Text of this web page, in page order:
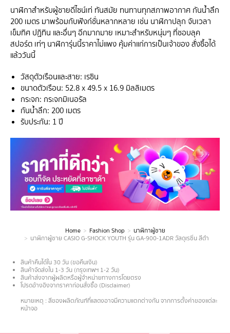
นาฬิกาสำหรับผู้ชายดีไซน์เท่ ทันสมัย ทนทานทุกสภาพอากาศ กันน้ำลึก
200 เมตร มาพร้อมกับฟังก์ชั่นหลากหลาย เช่น นาฬิกาปลุก จับเวลา
เข็มทิศ ปฏิทิน และอื่นๆ อีกมากมาย เหมาะสำหรับหนุ่มๆ ที่ชอบลุค
สปอร์ต เท่ๆ นาฬิการุ่นนี้ราคาไม่แพง คุ้มค่าแก่การเป็นเจ้าของ สั่งซื้อได้
แล้ววันนี้
วัสดุตัวเรือนและสาย: เรซิน
ขนาดตัวเรือน: 52.8 x 49.5 x 16.9 มิลลิเมตร
กระจก: กระจกมิเนอรัล
กันน้ำลึก: 200 เมตร
รับประกัน: 1 ปี
You are here: Home Fashion Shop
นาฬิกาผู้ชาย
นาฬิกาผู้ชาย CASIO G-SHOCK YOUTH รุ่น GA-900-1ADR วัสดุเรซิ่น สีดำ
สินค้าคืนได้ใน 30 วัน (ขอคืนเงิน)
สินค้าจัดส่งใน 1-3 วัน (กรุงเทพฯ 1-2 วัน)
สินค้าส่งจากผู้ผลิตหรือผู้จำหน่ายทางการโดยตรง
โปรดอ้างอิงจากราคาก่อนสั่งซื้อ (Disclaimer)
หมายเหตุ : สีของผลิตภัณฑ์ที่แสดงอาจมีความแตกต่างกัน จากการตั้งค่าของแต่ละ
หน้าจอ